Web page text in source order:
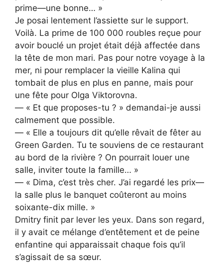
prime—une bonne… »
Je posai lentement l’assiette sur le support.
Voilà. La prime de 100 000 roubles reçue pour
avoir bouclé un projet était déjà affectée dans
la tête de mon mari. Pas pour notre voyage à la
mer, ni pour remplacer la vieille Kalina qui
tombait de plus en plus en panne, mais pour
une fête pour Olga Viktorovna.
— « Et que proposes-tu ? » demandai-je aussi
calmement que possible.
— « Elle a toujours dit qu’elle rêvait de fêter au
Green Garden. Tu te souviens de ce restaurant
au bord de la rivière ? On pourrait louer une
salle, inviter toute la famille… »
— « Dima, c’est très cher. J’ai regardé les prix—
la salle plus le banquet coûteront au moins
soixante-dix mille. »
Dmitry finit par lever les yeux. Dans son regard,
il y avait ce mélange d’entêtement et de peine
enfantine qui apparaissait chaque fois qu’il
s’agissait de sa sœur.